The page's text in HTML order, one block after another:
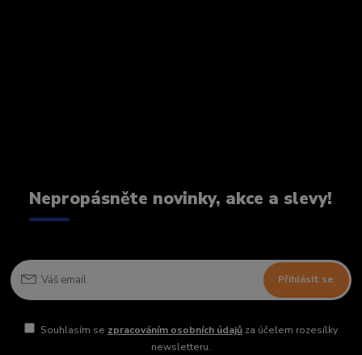
Nepropásněte novinky, akce a slevy!
Přihlásit se
Souhlasím se zpracováním osobních údajůza účelem rozesílky
newsletteru.